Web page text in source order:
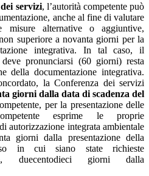
servizi, l’autorità competente può
anche al fine di valutare
misure alternative o aggiuntive,
superiore a novanta giorni per la
integrativa. In tal caso, il
pronunciarsi (60 giorni) resta
della documentazione integrativa.
la Conferenza dei servizi
giorni dalla data di scadenza del
per la presentazione delle
esprime le proprie
autorizzazione integrata ambientale
giorni dalla presentazione della
in cui siano state richieste
duecentodieci giorni dalla